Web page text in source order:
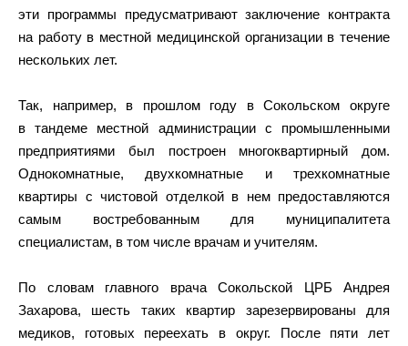
эти программы предусматривают заключение контракта
на работу в местной медицинской организации в течение
нескольких лет.
Так, например, в прошлом году в Сокольском округе
в тандеме местной администрации с промышленными
предприятиями был построен многоквартирный дом.
Однокомнатные, двухкомнатные и трехкомнатные
квартиры с чистовой отделкой в нем предоставляются
самым востребованным для муниципалитета
специалистам, в том числе врачам и учителям.
По словам главного врача Сокольской ЦРБ Андрея
Захарова, шесть таких квартир зарезервированы для
медиков, готовых переехать в округ. После пяти лет